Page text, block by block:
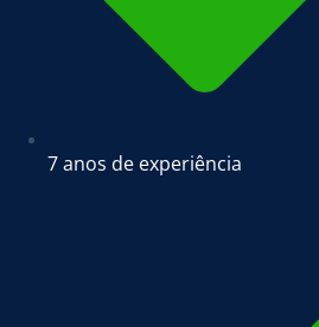
7 anos de experiência